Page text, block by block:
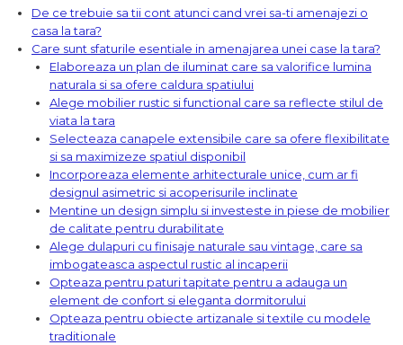
Colectia PETRA
Colectia BELISSIMO
Colectia HAMLET
Colectia HORIZON
Colectia COMO
Colectia BELLA
Curatare Si Protectie
De ce trebuie sa tii cont atunci cand vrei sa-ti amenajezi o
casa la tara?
Care sunt sfaturile esentiale in amenajarea unei case la tara?
Elaboreaza un plan de iluminat care sa valorifice lumina
naturala si sa ofere caldura spatiului
Alege mobilier rustic si functional care sa reflecte stilul de
viata la tara
Selecteaza canapele extensibile care sa ofere flexibilitate
si sa maximizeze spatiul disponibil
Incorporeaza elemente arhitecturale unice, cum ar fi
designul asimetric si acoperisurile inclinate
Mentine un design simplu si investeste in piese de mobilier
de calitate pentru durabilitate
Alege dulapuri cu finisaje naturale sau vintage, care sa
imbogateasca aspectul rustic al incaperii
Opteaza pentru paturi tapitate pentru a adauga un
element de confort si eleganta dormitorului
Opteaza pentru obiecte artizanale si textile cu modele
traditionale